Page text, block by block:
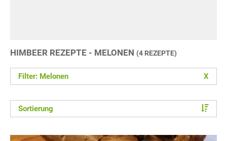
HIMBEER REZEPTE - MELONEN (4 REZEPTE)
Filter: Melonen X
Sortierung